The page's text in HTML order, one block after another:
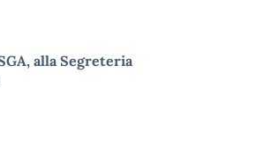
alla Segreteria